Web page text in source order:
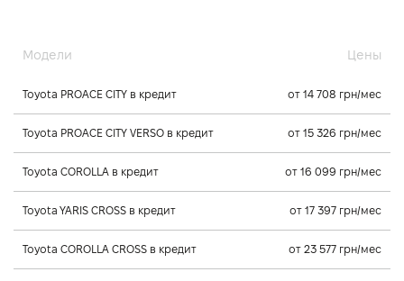
Модели Цены
Toyota PROACE CITY в кредит от 14 708 грн/мес
Toyota PROACE CITY VERSO в кредит от 15 326 грн/мес
Toyota COROLLA в кредит от 16 099 грн/мес
Toyota YARIS CROSS в кредит от 17 397 грн/мес
Toyota COROLLA CROSS в кредит от 23 577 грн/мес